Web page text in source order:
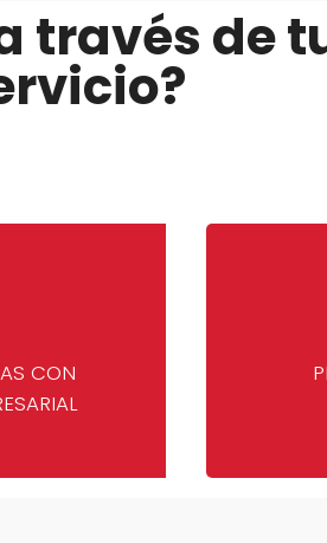
través de
CON